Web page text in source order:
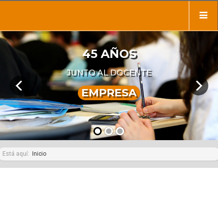
45 AÑOS
JUNTO AL DOCENTE
EMPRESA
Está aquí: Inicio